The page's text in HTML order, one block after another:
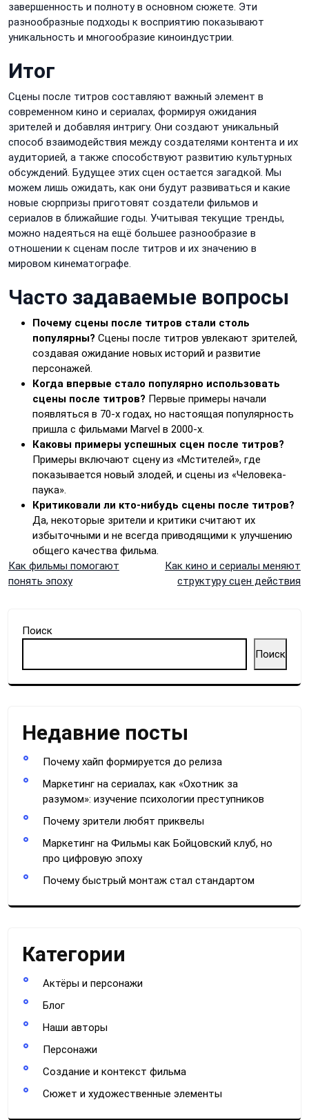
завершенность и полноту в основном сюжете. Эти
разнообразные подходы к восприятию показывают
уникальность и многообразие киноиндустрии.
Итог
Сцены после титров составляют важный элемент в
современном кино и сериалах, формируя ожидания
зрителей и добавляя интригу. Они создают уникальный
способ взаимодействия между создателями контента и их
аудиторией, а также способствуют развитию культурных
обсуждений. Будущее этих сцен остается загадкой. Мы
можем лишь ожидать, как они будут развиваться и какие
новые сюрпризы приготовят создатели фильмов и
сериалов в ближайшие годы. Учитывая текущие тренды,
можно надеяться на ещё большее разнообразие в
отношении к сценам после титров и их значению в
мировом кинематографе.
Часто задаваемые вопросы
Почему сцены после титров стали столь
популярны? Сцены после титров увлекают зрителей,
создавая ожидание новых историй и развитие
персонажей.
Когда впервые стало популярно использовать
сцены после титров? Первые примеры начали
появляться в 70-х годах, но настоящая популярность
пришла с фильмами Marvel в 2000-х.
Каковы примеры успешных сцен после титров?
Примеры включают сцену из «Мстителей», где
показывается новый злодей, и сцены из «Человека-
паука».
Критиковали ли кто-нибудь сцены после титров?
Да, некоторые зрители и критики считают их
избыточными и не всегда приводящими к улучшению
общего качества фильма.
Навигация
Как фильмы помогают
понять эпоху
Как кино и сериалы меняют
структуру сцен действия
Поиск
Поиск
Недавние посты
Почему хайп формируется до релиза
Маркетинг на сериалах, как «Охотник за
разумом»: изучение психологии преступников
Почему зрители любят приквелы
Маркетинг на Фильмы как Бойцовский клуб, но
про цифровую эпоху
Почему быстрый монтаж стал стандартом
Категории
Актёры и персонажи
Блог
Наши авторы
Персонажи
Создание и контекст фильма
Сюжет и художественные элементы